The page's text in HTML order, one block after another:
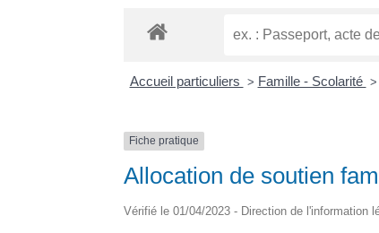
Accueil particuliers > Famille - Scolarité >
Fiche pratique
Allocation de soutien
Vérifié le 01/04/2023 - Direction de l'information